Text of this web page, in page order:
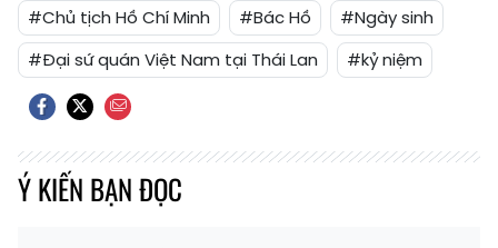
#Chủ tịch Hồ Chí Minh #Bác Hồ
#Ngày sinh
#Đại sứ quán Việt Nam tại Thái Lan
#kỷ niệm
Ý KIẾN BẠN ĐỌC